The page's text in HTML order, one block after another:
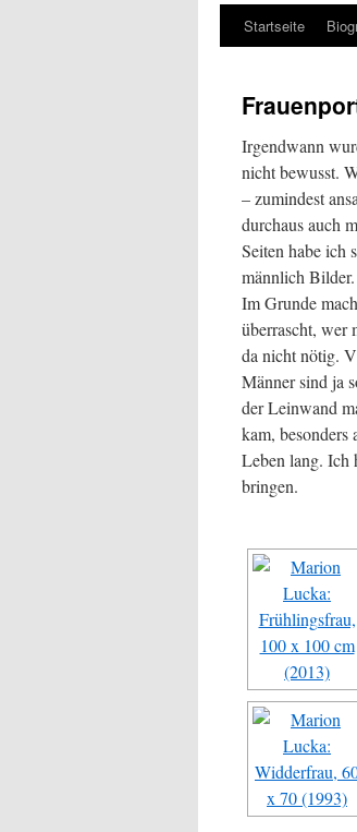
Zum
springen
Startseite
Irgendwann
nicht bewusst.
– zumindest
durchaus auch
Seiten habe ich
männlich
Im Grunde
überrascht, wer
da nicht nötig.
Männer sind ja
der Leinwand
kam, besonders
Leben lang. Ich
bringen.